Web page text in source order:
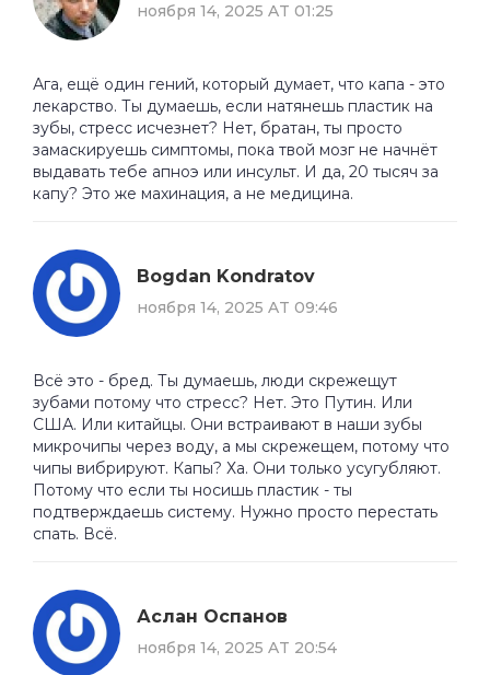
ноября 14, 2025 AT 01:25
Ага, ещё один гений, который думает, что капа - это
лекарство. Ты думаешь, если натянешь пластик на
зубы, стресс исчезнет? Нет, братан, ты просто
замаскируешь симптомы, пока твой мозг не начнёт
выдавать тебе апноэ или инсульт. И да, 20 тысяч за
капу? Это же махинация, а не медицина.
Bogdan Kondratov
ноября 14, 2025 AT 09:46
Всё это - бред. Ты думаешь, люди скрежещут
зубами потому что стресс? Нет. Это Путин. Или
США. Или китайцы. Они встраивают в наши зубы
микрочипы через воду, а мы скрежещем, потому что
чипы вибрируют. Капы? Ха. Они только усугубляют.
Потому что если ты носишь пластик - ты
подтверждаешь систему. Нужно просто перестать
спать. Всё.
Аслан Оспанов
ноября 14, 2025 AT 20:54